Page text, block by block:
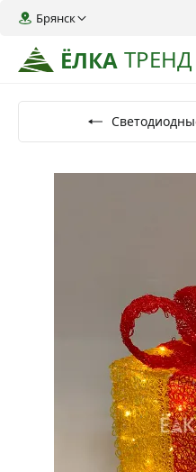
ЁЛКА ТРЕНД
Брянск